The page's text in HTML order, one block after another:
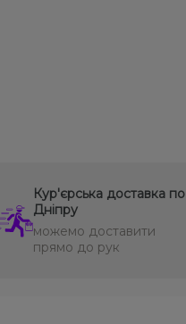
Кур'єрська доставка по
Дніпру
можемо доставити
прямо до рук